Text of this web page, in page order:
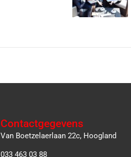
Contactgegevens
Van Boetzelaerlaan 22c, Hoogland
033 463 03 88